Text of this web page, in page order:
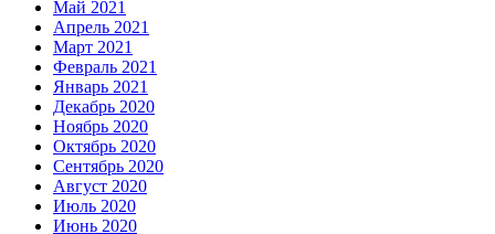
Май 2021
Апрель 2021
Март 2021
Февраль 2021
Январь 2021
Декабрь 2020
Ноябрь 2020
Октябрь 2020
Сентябрь 2020
Август 2020
Июль 2020
Июнь 2020